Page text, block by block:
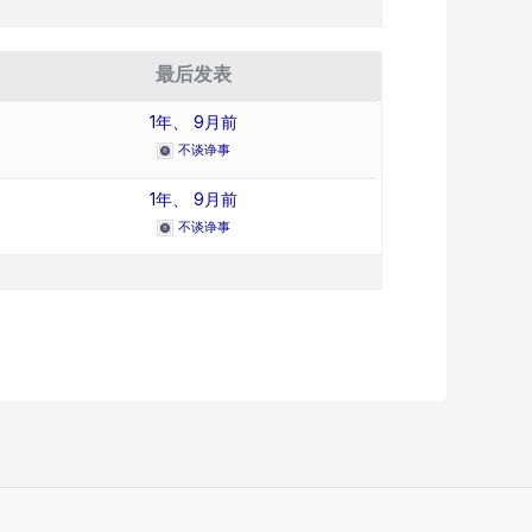
最后发表
1年、 9月前
不谈诤事
1年、 9月前
不谈诤事